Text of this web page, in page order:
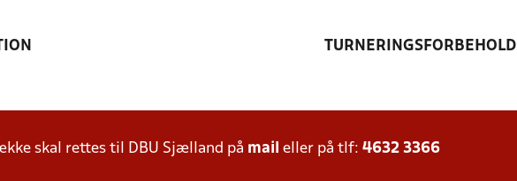
TURNERINGSFORBEHOLD
skal rettes til DBU Sjælland på mail eller på tlf: 4632 3366